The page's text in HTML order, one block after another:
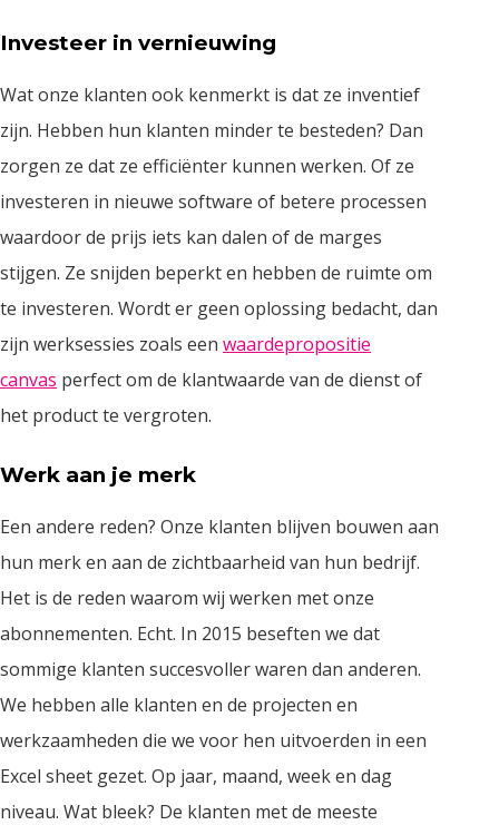
Investeer in vernieuwing
Wat onze klanten ook kenmerkt is dat ze inventief
zijn. Hebben hun klanten minder te besteden? Dan
zorgen ze dat ze efficiënter kunnen werken. Of ze
investeren in nieuwe software of betere processen
waardoor de prijs iets kan dalen of de marges
stijgen. Ze snijden beperkt en hebben de ruimte om
te investeren. Wordt er geen oplossing bedacht, dan
zijn werksessies zoals een waardepropositie
canvas perfect om de klantwaarde van de dienst of
het product te vergroten.
Werk aan je merk
Een andere reden? Onze klanten blijven bouwen aan
hun merk en aan de zichtbaarheid van hun bedrijf.
Het is de reden waarom wij werken met onze
abonnementen. Echt. In 2015 beseften we dat
sommige klanten succesvoller waren dan anderen.
We hebben alle klanten en de projecten en
werkzaamheden die we voor hen uitvoerden in een
Excel sheet gezet. Op jaar, maand, week en dag
niveau. Wat bleek? De klanten met de meeste